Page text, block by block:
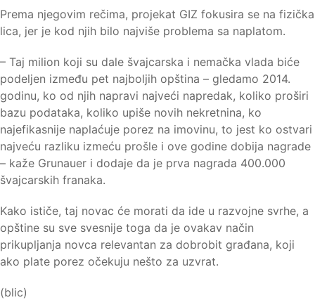
Prema njegovim rečima, projekat GIZ fokusira se na fizička
lica, jer je kod njih bilo najviše problema sa naplatom.
– Taj milion koji su dale švajcarska i nemačka vlada biće
podeljen između pet najboljih opština – gledamo 2014.
godinu, ko od njih napravi najveći napredak, koliko proširi
bazu podataka, koliko upiše novih nekretnina, ko
najefikasnije naplaćuje porez na imovinu, to jest ko ostvari
najveću razliku izmeću prošle i ove godine dobija nagrade
– kaže Grunauer i dodaje da je prva nagrada 400.000
švajcarskih franaka.
Kako ističe, taj novac će morati da ide u razvojne svrhe, a
opštine su sve svesnije toga da je ovakav način
prikupljanja novca relevantan za dobrobit građana, koji
ako plate porez očekuju nešto za uzvrat.
(blic)